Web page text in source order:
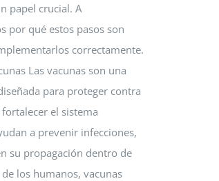
papel crucial. A
por qué estos pasos son
correctamente.
Las vacunas son una
para proteger contra
el sistema
a prevenir infecciones,
su propagación dentro de
los humanos, vacunas